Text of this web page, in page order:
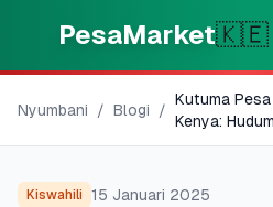
PesaMarket🇰🇪
⚡Pesa Sasa
Pata pesa kwa dakika
🌍 CHAGUA NCHI
Nyumbani / Blogi /
Kutuma
Kenya:
Kiswahili 15 Januari 2025